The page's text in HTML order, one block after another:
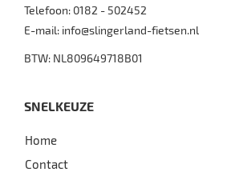
Telefoon: 0182 - 502452
E-mail: info@slingerland-fietsen.nl
BTW: NL809649718B01
SNELKEUZE
Home
Contact